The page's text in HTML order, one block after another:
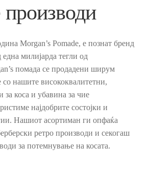
околина
и безбедност на производи
MORGAN’S POMADE
Morgan’s Pomade, е познат бренд
милијарда тегли од
помада се продадени ширум
со нашите висококвалитетни,
за коса и убавина за чие
најдобрите состојки и
Нашиот асортиман ги опфаќа
ретро производи и секогаш
за потемнување на косата.